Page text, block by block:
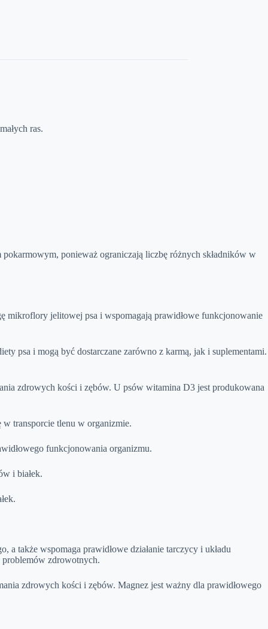
ras.
ponieważ ograniczają liczbę różnych składników w
mikroflory jelitowej psa i wspomagają prawidłowe funkcjonowanie
psa i mogą być dostarczane zarówno z karmą, jak i suplementami.
zdrowych kości i zębów. U psów witamina D3 jest produkowana
transporcie tlenu w organizmie.
funkcjonowania organizmu.
i białek.
także wspomaga prawidłowe działanie tarczycy i układu
problemów zdrowotnych.
zdrowych kości i zębów. Magnez jest ważny dla prawidłowego